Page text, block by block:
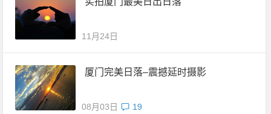
11月24日
厦门完美日落–震撼延时摄影
08月03日 19